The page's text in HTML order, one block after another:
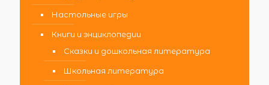
Настольные игры
Книги и энциклопедии
Сказки и дошкольная литература
Школьная литература